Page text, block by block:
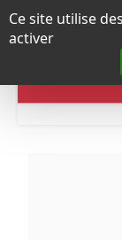
Panneau de
Ce site utilise
activer